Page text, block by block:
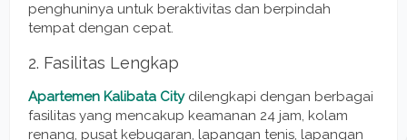
penghuninya untuk beraktivitas dan berpindah
tempat dengan cepat.
2. Fasilitas Lengkap
Apartemen Kalibata Citydilengkapi dengan berbagai
fasilitas yang mencakup keamanan 24 jam, kolam
renang, pusat kebugaran, lapangan tenis, lapangan